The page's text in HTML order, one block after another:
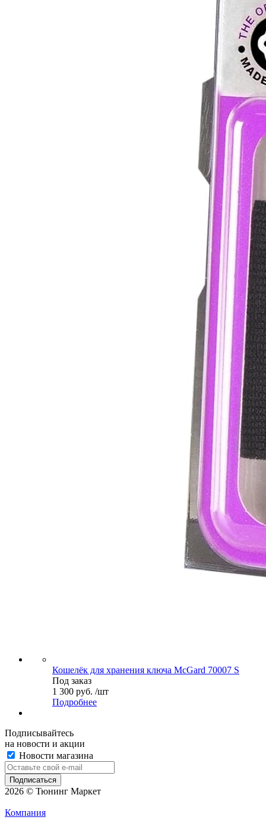
Кошелёк для хранения ключа McGard 70007 S
Под заказ
1 300 руб. /шт
Подробнее
Подписывайтесь
на новости и акции
Новости магазина
2026 © Тюнинг Маркет
Компания